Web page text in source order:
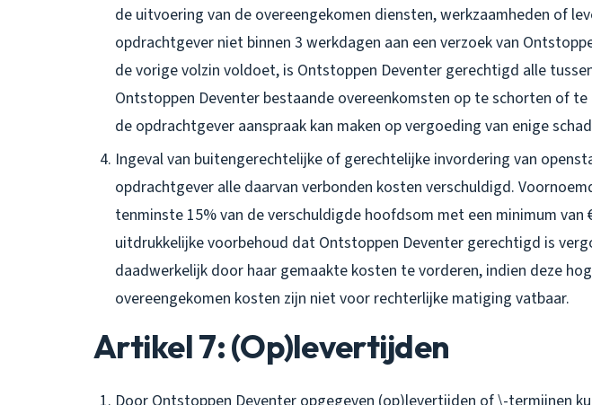
de uitvoering van de overeengekomen diensten, werkzaamheden of
opdrachtgever niet binnen 3 werkdagen aan een verzoek van
de vorige volzin voldoet, is Ontstoppen Deventer gerechtigd alle
Ontstoppen Deventer bestaande overeenkomsten op te schorten of
de opdrachtgever aanspraak kan maken op vergoeding van enige
Ingeval van buitengerechtelijke of gerechtelijke invordering van
opdrachtgever alle daarvan verbonden kosten verschuldigd.
tenminste 15% van de verschuldigde hoofdsom met een minimum van
uitdrukkelijke voorbehoud dat Ontstoppen Deventer gerechtigd is
daadwerkelijk door haar gemaakte kosten te vorderen, indien deze
overeengekomen kosten zijn niet voor rechterlijke matiging vatbaar.
Artikel 7: (Op)levertijden